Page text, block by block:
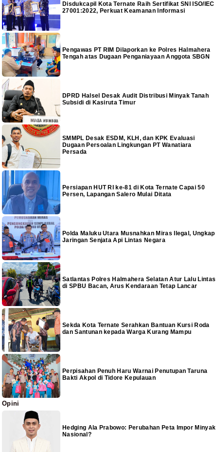
Disdukcapil Kota Ternate Raih Sertifikat SNI ISO/IEC
27001:2022, Perkuat Keamanan Informasi
Pengawas PT RIM Dilaporkan ke Polres Halmahera
Tengah atas Dugaan Penganiayaan Anggota SBGN
DPRD Halsel Desak Audit Distribusi Minyak Tanah
Subsidi di Kasiruta Timur
SMMPL Desak ESDM, KLH, dan KPK Evaluasi
Dugaan Persoalan Lingkungan PT Wanatiara
Persada
Persiapan HUT RI ke-81 di Kota Ternate Capai 50
Persen, Lapangan Salero Mulai Ditata
Polda Maluku Utara Musnahkan Miras Ilegal, Ungkap
Jaringan Senjata Api Lintas Negara
Satlantas Polres Halmahera Selatan Atur Lalu Lintas
di SPBU Bacan, Arus Kendaraan Tetap Lancar
Sekda Kota Ternate Serahkan Bantuan Kursi Roda
dan Santunan kepada Warga Kurang Mampu
Perpisahan Penuh Haru Warnai Penutupan Taruna
Bakti Akpol di Tidore Kepulauan
Opini
Hedging Ala Prabowo: Perubahan Peta Impor Minyak
Nasional?